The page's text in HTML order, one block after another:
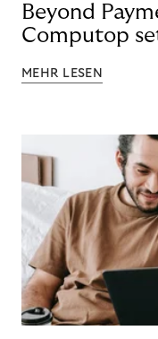
Beyond
Computop
MEHR LESEN